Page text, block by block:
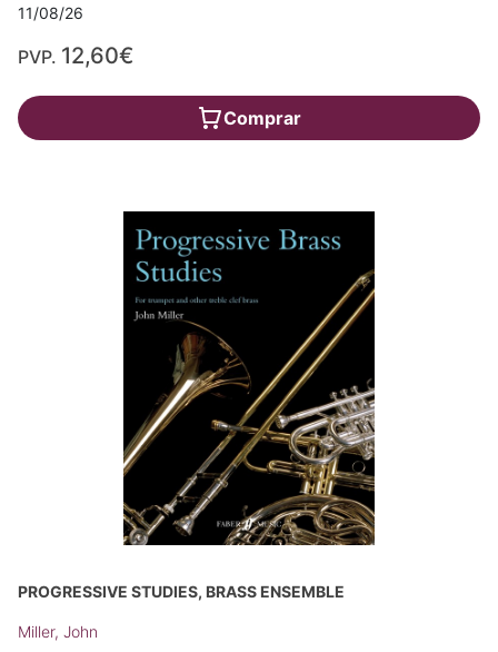
11/08/26
PVP. 12,60€
Comprar
PROGRESSIVE STUDIES, BRASS ENSEMBLE
Miller, John